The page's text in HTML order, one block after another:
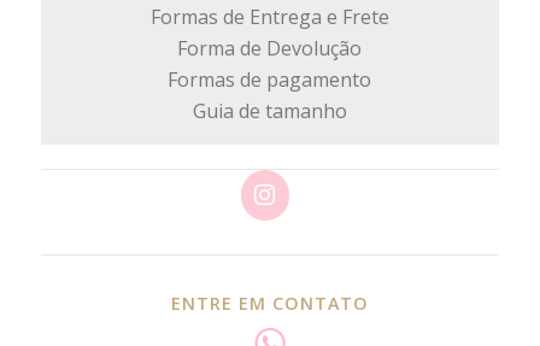
Formas de Entrega e Frete
Forma de Devolução
Formas de pagamento
Guia de tamanho
ENTRE EM CONTATO